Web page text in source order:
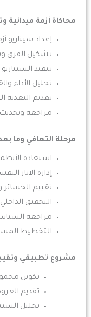
محاكاة أزمة ميدانية
إعداد سيناريو
تشكيل الفرق
تنفيذ
تحليل الأداء
تقديم التغذية
مراجعة
مرحلة التعافي وما بعد
استعادة
إدارة الآثار
تقييم الخسائر
التحقيق
مراجعة
التخطيط
مشروع تطبيقي
تكوين
تقديم
تحليل